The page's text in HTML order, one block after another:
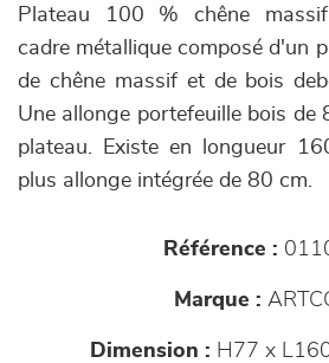
Plateau 100 % chêne
cadre métallique composé d'un
de chêne massif et de bois
Une allonge portefeuille bois de
plateau. Existe en longueur
plus allonge intégrée de 80 cm.
Référence :
Marque :
Dimension : H77 x